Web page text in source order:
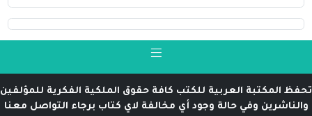
تحفظ المكتبة العربية للكتب كافة حقوق الملكية الفكرية للمؤلفين
والناشرين وفي حالة وجود أي مخالفة لاي كتاب برجاء التواصل معنا